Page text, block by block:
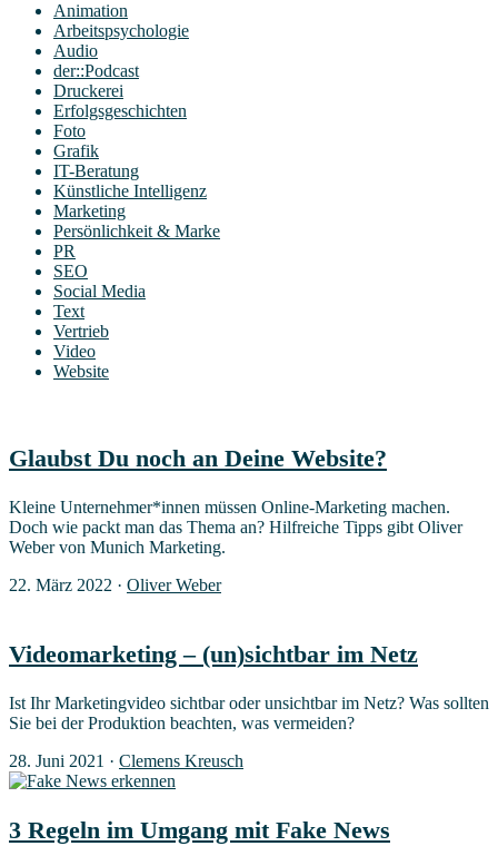
Animation
Arbeitspsychologie
Audio
der::Podcast
Druckerei
Erfolgsgeschichten
Foto
Grafik
IT-Beratung
Künstliche Intelligenz
Marketing
Persönlichkeit & Marke
PR
SEO
Social Media
Text
Vertrieb
Video
Website
Glaubst Du noch an Dei­ne Website?
Klei­ne Unternehmer*innen müs­sen Online-Mar­ke­ting machen.
Doch wie packt man das The­ma an? Hilf­rei­che Tipps gibt Oli­ver
Weber von Munich Marketing.
22. März 2022 · Oliver Weber
Video­mar­ke­ting – (un)sichtbar im Netz
Ist Ihr Mar­ke­ting­vi­deo sicht­bar oder unsicht­bar im Netz? Was soll­ten
Sie bei der Pro­duk­ti­on beach­ten, was vermeiden?
28. Juni 2021 · Clemens Kreusch
3 Regeln im Umgang mit Fake News